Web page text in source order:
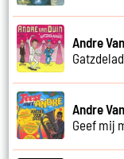
Andre
Andre
Geef mij